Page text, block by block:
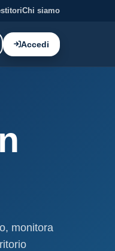
Chi siamo
Accedi
monitora